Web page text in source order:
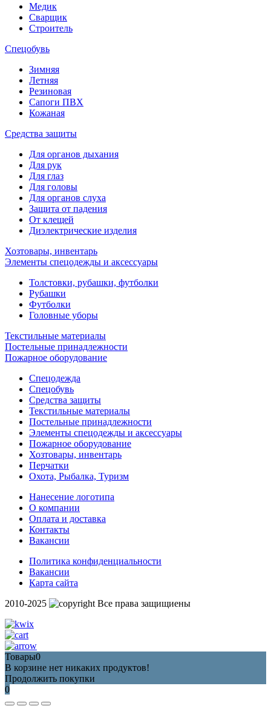
Медик
Сварщик
Строитель
Спецобувь
Зимняя
Летняя
Резиновая
Сапоги ПВХ
Кожаная
Средства защиты
Для органов дыхания
Для рук
Для глаз
Для головы
Для органов слуха
Защита от падения
От клещей
Диэлектрические изделия
Хозтовары, инвентарь
Элементы спецодежды и аксессуары
Толстовки, рубашки, футболки
Рубашки
Футболки
Головные уборы
Текстильные материалы
Постельные принадлежности
Пожарное оборудование
Спецодежда
Спецобувь
Средства защиты
Текстильные материалы
Постельные принадлежности
Элементы спецодежды и аксессуары
Пожарное оборудование
Хозтовары, инвентарь
Перчатки
Охота, Рыбалка, Туризм
Нанесение логотипа
О компании
Оплата и доставка
Контакты
Вакансии
Политика конфиденциальности
Вакансии
Карта сайта
2010-2025
Все права защищиены
Товары0
В корзине нет никаких продуктов!
Продолжить покупки
0